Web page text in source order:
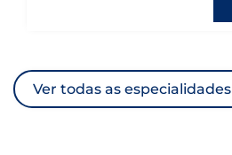
TRATAMENTO DE ANIMAIS
Ver todas as especialidades